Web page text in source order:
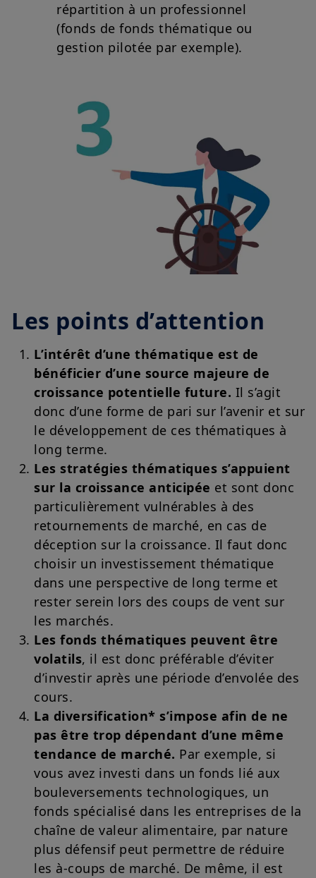
répartition à un professionnel
(fonds de fonds thématique ou
gestion pilotée par exemple).
Les points d’attention
L’intérêt d’une thématique est de
bénéficier d’une source majeure de
croissance potentielle future. Il s’agit
donc d’une forme de pari sur l’avenir et sur
le développement de ces thématiques à
long terme.
Les stratégies thématiques s’appuient
sur la croissance anticipée et sont donc
particulièrement vulnérables à des
retournements de marché, en cas de
déception sur la croissance. Il faut donc
choisir un investissement thématique
dans une perspective de long terme et
rester serein lors des coups de vent sur
les marchés.
Les fonds thématiques peuvent être
volatils, il est donc préférable d’éviter
d’investir après une période d’envolée des
cours.
La diversification* s’impose afin de ne
pas être trop dépendant d’une même
tendance de marché. Par exemple, si
vous avez investi dans un fonds lié aux
bouleversements technologiques, un
fonds spécialisé dans les entreprises de la
chaîne de valeur alimentaire, par nature
plus défensif peut permettre de réduire
les à-coups de marché. De même, il est